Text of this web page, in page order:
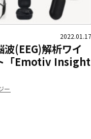
2022.01.17
波(EEG)解析ワイ
「Emotiv Insight
ー